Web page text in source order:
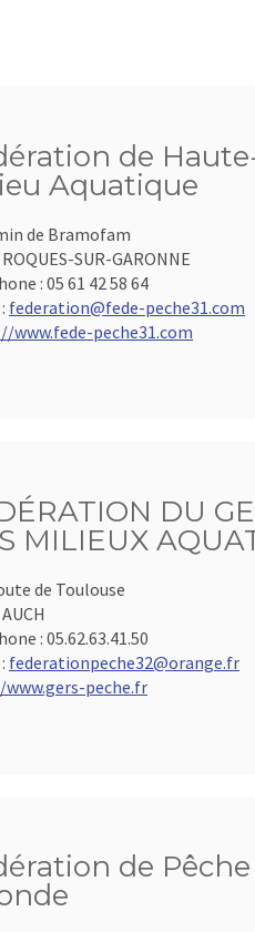
de
Aquatique
de Bramofam
SUR-GARONNE
: 05 61 42 58 64
federation@fede-peche31.com
www.fede-peche31.com
DU
MILIEUX
de Toulouse
: 05.62.63.41.50
federationpeche32@orange.fr
peche.fr
de